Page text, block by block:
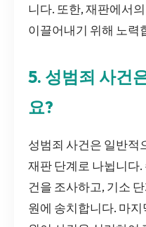
니다. 또한, 재판에서
이끌어내기 위해 노력
5. 성범죄 사건
요?
성범죄 사건은 일반적
재판 단계로 나뉩니다
건을 조사하고, 기소
원에 송치합니다. 마